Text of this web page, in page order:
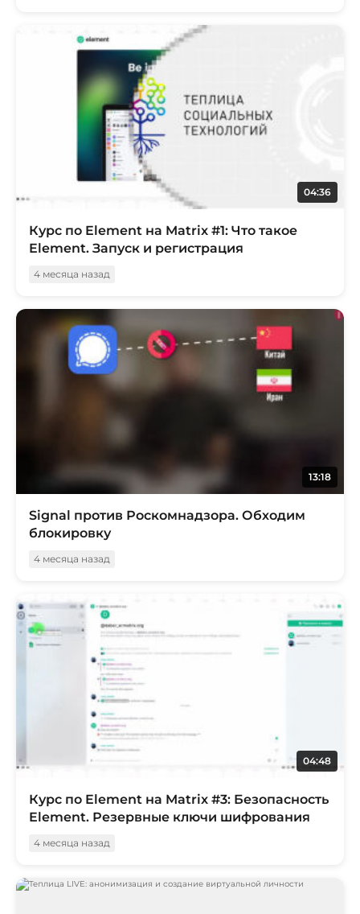
04:36
Курс по Element на Matrix #1: Что такое
Element. Запуск и регистрация
4 месяца назад
13:18
Signal против Роскомнадзора. Обходим
блокировку
4 месяца назад
04:48
Курс по Element на Matrix #3: Безопасность
Element. Резервные ключи шифрования
4 месяца назад